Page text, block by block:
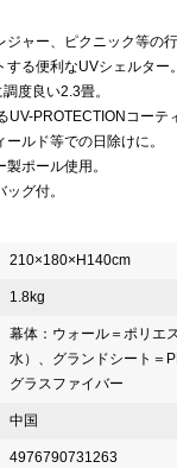
ジャー、ピクニック等の
る便利なUVシェルター。
度良い2.3畳。
PROTECTIONコーテ
ルド等での日除けに。
ポール使用。
グ付。
210×180×H140cm
1.8kg
幕体：ウォール＝ポリエ
水）、グランドシート＝
グラスファイバー
中国
4976790731263